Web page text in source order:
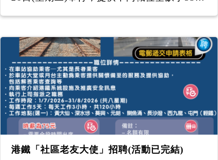
6431 0320 報名！ 截止報名：2026年5月22
日下午3時 (名額有限，先到先得。) ------------
------------------- 「國泰附屬服務」行情招聘講
座 2026年5月26日(二)︱下午2時30分至下午4
時 地址：耆康會陳登匯駿天地 九龍油麻地東
莞街16號駿發花園I 號地舖 ----------------------
--------- 招聘講座提供不同的職位空缺：
港鐵「社區老友大使」招聘(活動已完結)